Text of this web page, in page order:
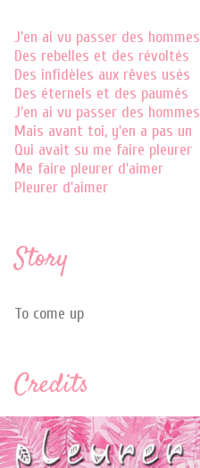
J'en ai vu passer des hommes
Des rebelles et des révoltés
Des infidèles aux rêves usés
Des éternels et des paumés
J'en ai vu passer des hommes
Mais avant toi, y'en a pas un
Qui avait su me faire pleurer
Me faire pleurer d'aimer
Pleurer d'aimer
Story
To come up
Credits